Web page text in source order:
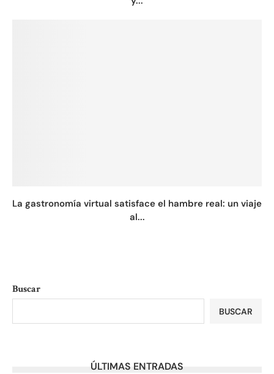
La gastronomía virtual satisface el hambre real: un viaje
al...
Buscar
BUSCAR
ÚLTIMAS ENTRADAS